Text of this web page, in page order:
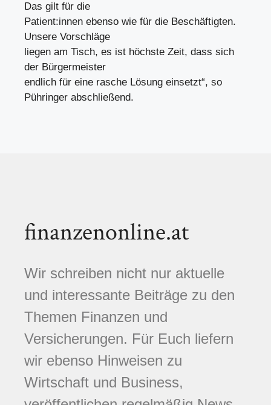
Das gilt für die
Patient:innen ebenso wie für die Beschäftigten.
Unsere Vorschläge
liegen am Tisch, es ist höchste Zeit, dass sich
der Bürgermeister
endlich für eine rasche Lösung einsetzt“, so
Pühringer abschließend.
finanzenonline.at
Wir schreiben nicht nur aktuelle
und interessante Beiträge zu den
Themen Finanzen und
Versicherungen. Für Euch liefern
wir ebenso Hinweisen zu
Wirtschaft und Business,